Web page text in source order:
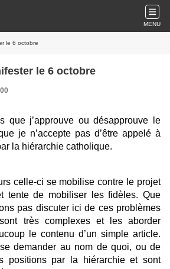
MENU
le 6 octobre
le 6 octobre
que j’approuve ou désapprouve le
je n’accepte pas d’être appelé à
la hiérarchie catholique.
celle-ci se mobilise contre le projet
tente de mobiliser les fidèles. Que
pas discuter ici de ces problèmes
très complexes et les aborder
le contenu d’un simple article.
demander au nom de quoi, ou de
positions par la hiérarchie et sont